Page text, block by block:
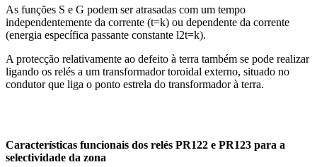
As funções S e G podem ser atrasadas com um tempo
independentemente da corrente (t=k) ou dependente da corrente
(energia específica passante constante l2t=k).
A protecção relativamente ao defeito à terra também se pode realizar
ligando os relés a um transformador toroidal externo, situado no
condutor que liga o ponto estrela do transformador à terra.
Características funcionais dos relés PR122 e PR123 para a
selectividade da zona